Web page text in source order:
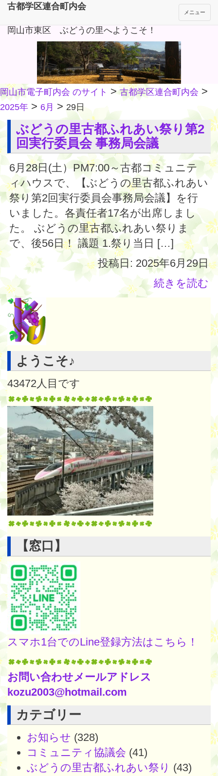
岡山市東区 ぶどうの里へようこそ！
メニュー
古都学区連合町内会
岡山市電子町内会 のサイト >古都学区連合町内会 >
2025年 > 6月 > 29日
ぶどうの里古都ふれあい祭り第2
回実行委員会 事務局会議
6月28日(土）PM7:00～古都コミュニテ
ィハウスで、【ぶどうの里古都ふれあい
祭り第2回実行委員会事務局会議】を行
いました。各責任者17名が出席しまし
た。 ぶどうの里古都ふれあい祭りま
で、後56日！ 議題 1.祭り当日 […]
投稿日: 2025年6月29日
続きを読む
ようこそ♪
43472人目です
【窓口】
スマホ1台でのLine登録方法はこちら！
お問い合わせメールアドレス
kozu2003@hotmail.com
カテゴリー
お知らせ (328)
コミュニティ協議会 (41)
ぶどうの里古都ふれあい祭り (43)